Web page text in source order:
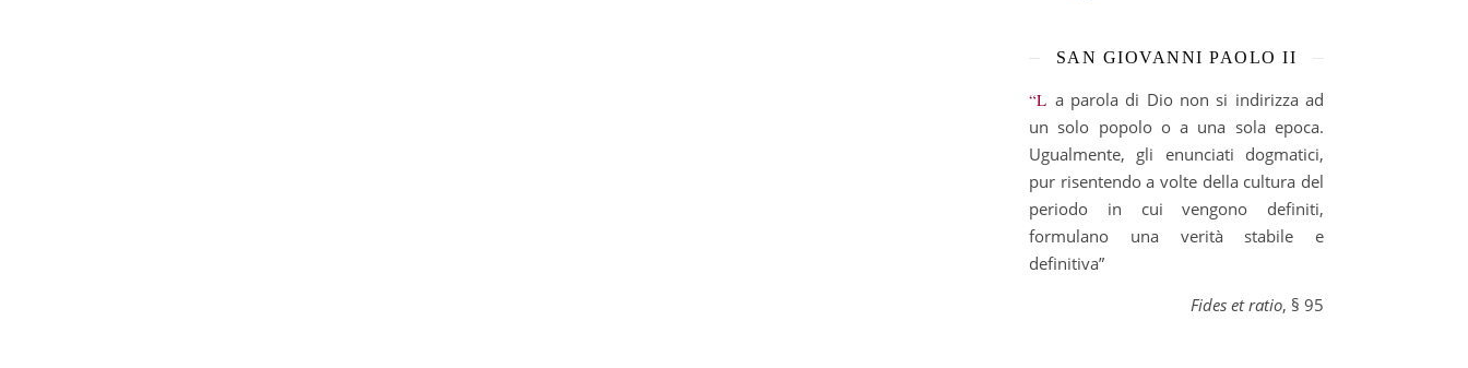
SAN GIOVANNI PAOLO II
“La parola di Dio non si indirizza ad
un solo popolo o a una sola epoca.
Ugualmente, gli enunciati dogmatici,
pur risentendo a volte della cultura del
periodo in cui vengono definiti,
formulano una verità stabile e
definitiva”
Fides et ratio, § 95